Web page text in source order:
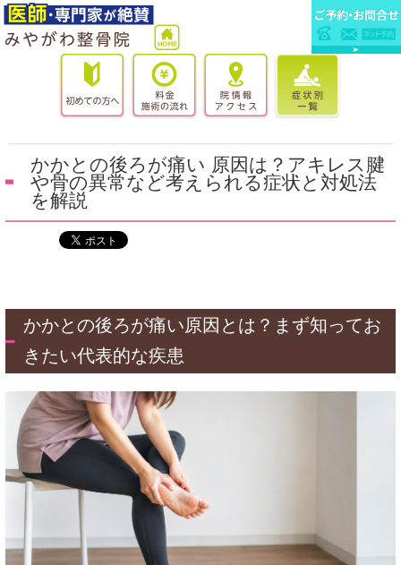
かかとの後ろが痛い 原因は？アキレス腱
や骨の異常など考えられる症状と対処法
を解説
かかとの後ろが痛い原因とは？まず知ってお
きたい代表的な疾患